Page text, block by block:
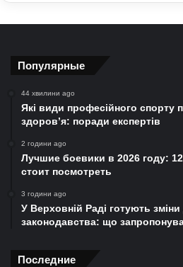
Популярные
44 хвилини ago
Які види професійного спорту
здоров’я: поради експертів
2 години ago
Лучшие боевики в 2026 году:
стоит посмотреть
3 години ago
У Верховній Раді готують зміни
законодавства: що
Последние